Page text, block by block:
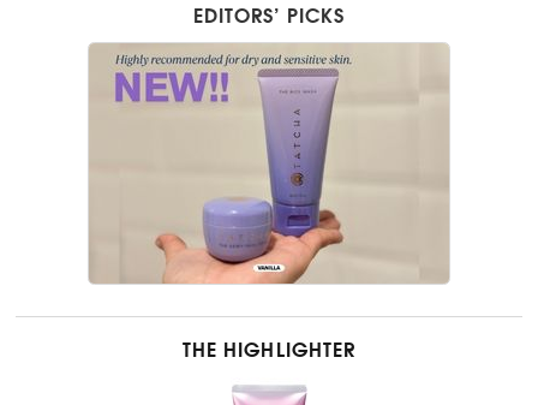
EDITORS’ PICKS
THE HIGHLIGHTER